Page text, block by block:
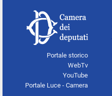
Portale storico
WebTv
YouTube
Portale Luce - Camera